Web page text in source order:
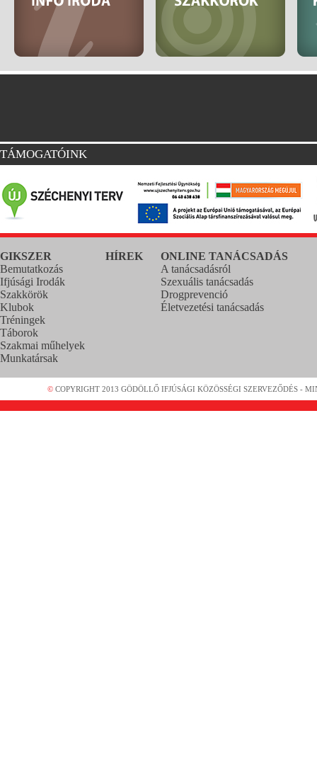
TÁMOGATÓINK
GIKSZER
Bemutatkozás
Ifjúsági Irodák
Szakkörök
Klubok
Tréningek
Táborok
Szakmai műhelyek
Munkatársak
HÍREK
ONLINE TANÁCSADÁS
A tanácsadásról
Szexuális tanácsadás
Drogprevenció
Életvezetési tanácsadás
©COPYRIGHT 2013 GÖDÖLLŐ IFJÚSÁGI KÖZÖSSÉGI SZERVEZŐDÉS -